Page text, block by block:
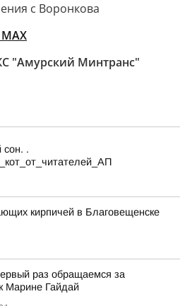
с Воронкова
"Амурский Минтранс"
сон. .
кирпичей в Благовещенске
раз обращаемся за
Марине Гайдай